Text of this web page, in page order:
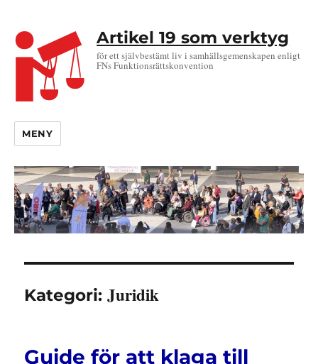
Artikel 19 som verktyg
för ett självbestämt liv i samhällsgemenskapen enligt
FNs Funktionsrättskonvention
MENY
Kategori:Juridik
Guide för att klaga till